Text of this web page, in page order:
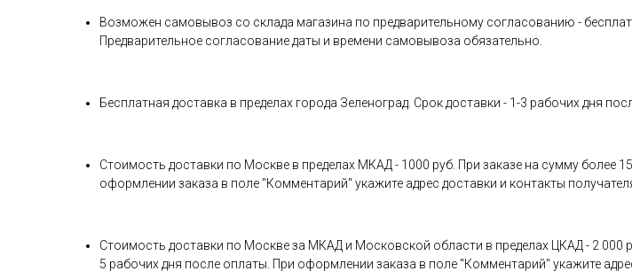
Возможен самовывоз со склада магазина по предварительному согласованию -
Предварительное согласование даты и времени самовывоза обязательно.
Бесплатная доставка в пределах города Зеленоград. Срок доставки - 1-3 рабочих дня
Стоимость доставки по Москве в пределах МКАД - 1000 руб. При заказе на сумму более
оформлении заказа в поле "Комментарий" укажите адрес доставки и контакты
Стоимость доставки по Москве за МКАД и Московской области в пределах ЦКАД - 2 000
5 рабочих дня после оплаты. При оформлении заказа в поле "Комментарий" укажите